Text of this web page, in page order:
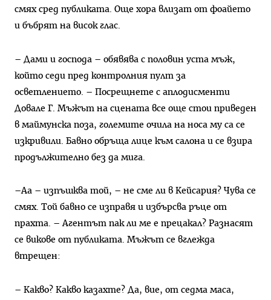
смях сред публиката. Още хора влизат от фоайето
и бъбрят на висок глас.
– Дами и господа – обявява с половин уста мъж,
който седи пред контролния пулт за
осветлението. – Посрещнете с аплодисменти
Довале Г. Мъжът на сцената все още стои приведен
в маймунска поза, големите очила на носа му са се
изкривили. Бавно обръща лице към салона и се взира
продължително без да мига.
–Аа – изпъшква той, – не сме ли в Кейсария? Чува се
смях. Той бавно се изправя и избърсва ръце от
прахта. – Агентът пак ли ме е прецакал? Разнасят
се викове от публиката. Мъжът се вглежда
втрещен:
– Какво? Какво казахте? Да, вие, от седма маса,